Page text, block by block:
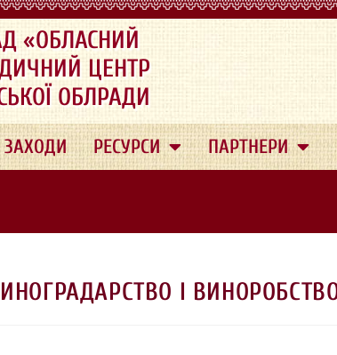
«ОБЛАСНИЙ
ЦЕНТР
ОБЛРАДИ
ЗАХОДИ РЕСУРСИ ПАРТНЕРИ
І